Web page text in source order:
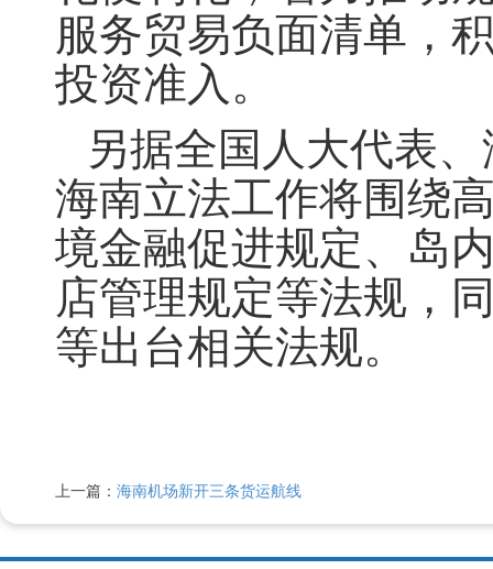
服务贸易负面清单，
投资准入。
另据全国人大代表
海南立法工作将围绕
境金融促进规定、岛
店管理规定等法规，
等出台相关法规。
上一篇： 海南机场新开三条货运航线